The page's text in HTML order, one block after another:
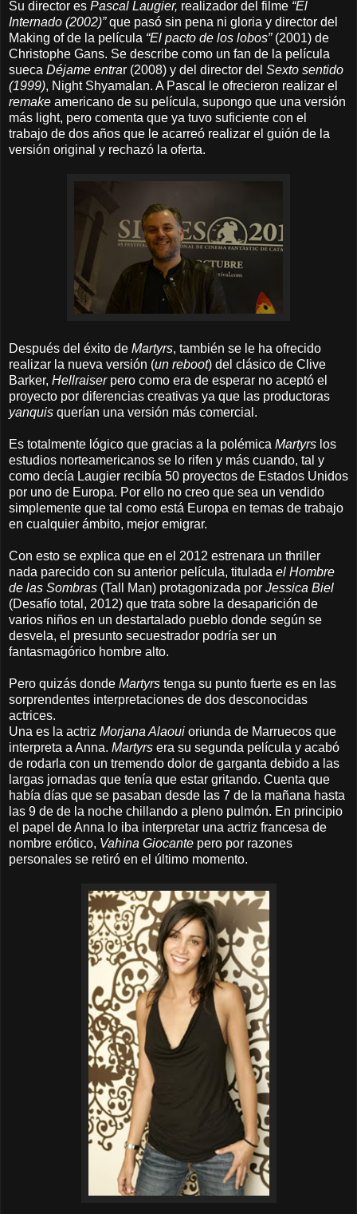
Su director es Pascal Laugier, realizador del filme “El
Internado (2002)”que pasó sin pena ni gloria y director del
Making of de la película “El pacto de los lobos”(2001) de
Christophe Gans. Se describe como un fan de la película
sueca Déjame entrar (2008) y del director del Sexto sentido
(1999), Night Shyamalan. A Pascal le ofrecieron realizar el
remake americano de su película, supongo que una versión
más light, pero comenta que ya tuvo suficiente con el
trabajo de dos años que le acarreó realizar el guión de la
versión original y rechazó la oferta.
Después del éxito de Martyrs, también se le ha ofrecido
realizar la nueva versión (un reboot) del clásico de Clive
Barker, Hellraiserpero como era de esperar no aceptó el
proyecto por diferencias creativas ya que las productoras
yanquis querían una versión más comercial.
Es totalmente lógico que gracias a la polémica Martyrs los
estudios norteamericanos se lo rifen y más cuando, tal y
como decía Laugier recibía 50 proyectos de Estados Unidos
por uno de Europa. Por ello no creo que sea un vendido
simplemente que tal como está Europa en temas de trabajo
en cualquier ámbito, mejor emigrar.
Con esto se explica que en el 2012 estrenara un thriller
nada parecido con su anterior película, titulada el Hombre
de las Sombras (Tall Man) protagonizada por Jessica Biel
(Desafío total, 2012) que trata sobre la desaparición de
varios niños en un destartalado pueblo donde según se
desvela, el presunto secuestrador podría ser un
fantasmagórico hombre alto.
Pero quizás donde Martyrs tenga su punto fuerte es en las
sorprendentes interpretaciones de dos desconocidas
actrices.
Una es la actriz Morjana Alaoui oriunda de Marruecos que
interpreta a Anna. Martyrs era su segunda película y acabó
de rodarla con un tremendo dolor de garganta debido a las
largas jornadas que tenía que estar gritando. Cuenta que
había días que se pasaban desde las 7 de la mañana hasta
las 9 de de la noche chillando a pleno pulmón. En principio
el papel de Anna lo iba interpretar una actriz francesa de
nombre erótico, Vahina Giocante pero por razones
personales se retiró en el último momento.